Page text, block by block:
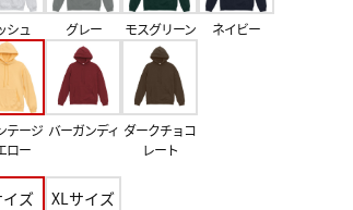
シュ グレー モスグリーン ネイビー
テージ
ロー
バーガンディ ダークチョコ
レート
ズ XLサイズ